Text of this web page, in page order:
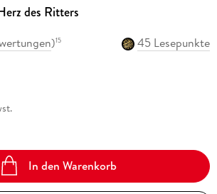
des Ritters
)15
45 Lesepunkte
In den Warenkorb